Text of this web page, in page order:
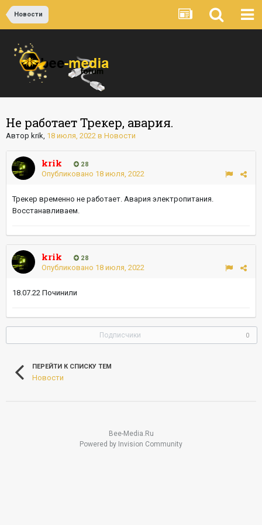
Новости
Не работает Трекер, авария.
Автор krik, 18 июля, 2022 в Новости
krik
28
Опубликовано 18 июля, 2022
Трекер временно не работает. Авария электропитания.
Восстанавливаем.
krik
28
Опубликовано 18 июля, 2022
18.07.22 Починили
Подписчики 0
ПЕРЕЙТИ К СПИСКУ ТЕМ
Новости
Bee-Media.Ru
Powered by Invision Community